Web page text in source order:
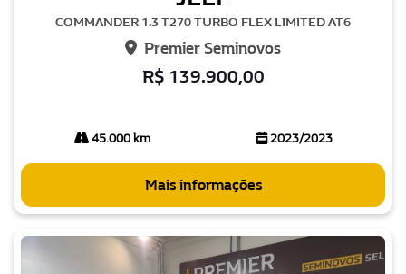
COMMANDER 1.3 T270 TURBO FLEX LIMITED AT6
Premier Seminovos
R$ 139.900,00
45.000 km 2023/2023
Mais informações